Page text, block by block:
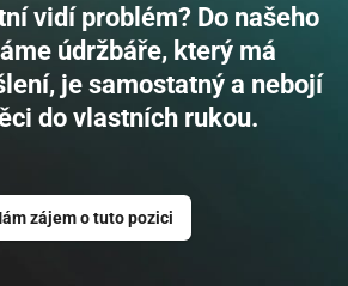
vidí problém? Do našeho
údržbáře, který má
je samostatný a nebojí
do vlastních rukou.
zájem o tuto pozici